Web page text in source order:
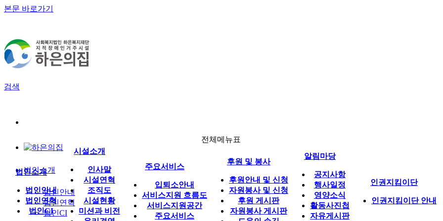
본문 바로가기
회원가입
사용자메뉴
검색
법인소개
법인안내
법인연혁
법인CI
전체메뉴표
법인소개
법인안내
법인연혁
법인CI
시설소개
인사말
시설연혁
조직도
시설현황
미션과 비전
주요서비스
입퇴소안내
서비스지원 흐름도
서비스지원공간
주요서비스
후원 및 봉사
후원안내 및 신청
자원봉사 및 신청
후원 게시판
자원봉사 게시판
알림마당
공지사항
행사일정
영양소식
활동사진첩
자유게시판
인권지킴이단
인권지킴이단 안내